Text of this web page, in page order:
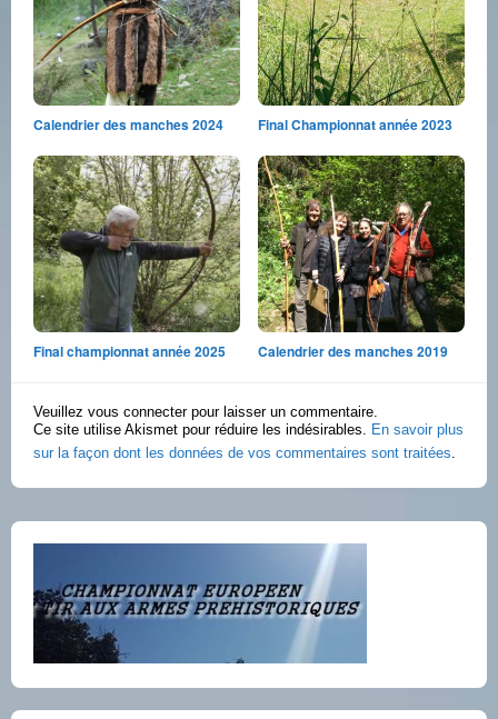
Calendrier des manches 2024 Final Championnat année 2023
Final championnat année 2025 Calendrier des manches 2019
Veuillez vous connecter pour laisser un commentaire.
Ce site utilise Akismet pour réduire les indésirables. En savoir plus
sur la façon dont les données de vos commentaires sont traitées.